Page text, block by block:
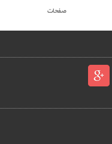
صفحات